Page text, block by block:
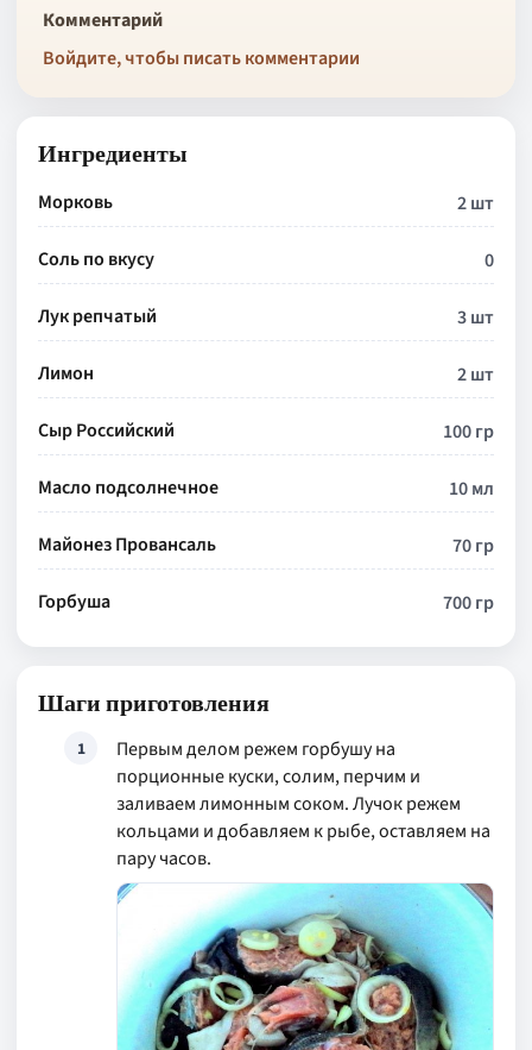
Комментарий
Войдите, чтобы писать комментарии
Ингредиенты
Морковь 2 шт
Соль по вкусу 0
Лук репчатый 3 шт
Лимон 2 шт
Сыр Российский 100 гр
Масло подсолнечное 10 мл
Майонез Провансаль 70 гр
Горбуша 700 гр
Шаги приготовления
1
Первым делом режем горбушу на
порционные куски, солим, перчим и
заливаем лимонным соком. Лучок режем
кольцами и добавляем к рыбе, оставляем на
пару часов.